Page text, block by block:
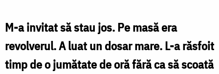
M-a invitat să stau jos. Pe masă era
revolverul. A luat un dosar mare. L-a răsfoit
timp de o jumătate de oră fără ca să scoată